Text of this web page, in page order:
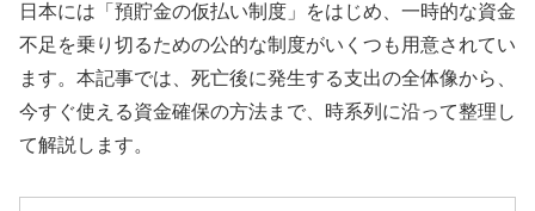
日本には「預貯金の仮払い制度」をはじめ、一時的な資金
不足を乗り切るための公的な制度がいくつも用意されてい
ます。本記事では、死亡後に発生する支出の全体像から、
今すぐ使える資金確保の方法まで、時系列に沿って整理し
て解説します。